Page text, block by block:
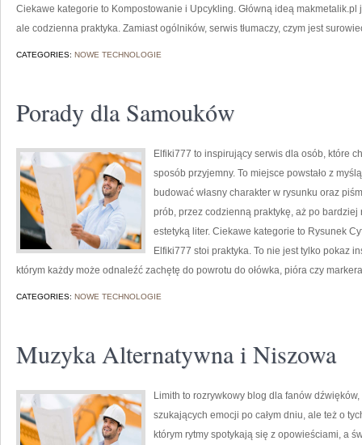
Ciekawe kategorie to Kompostowanie i Upcykling. Główną ideą makmetalik.pl
ale codzienna praktyka. Zamiast ogólników, serwis tłumaczy, czym jest
CATEGORIES: NOWE TECHNOLOGIE
Porady dla Samouków
Elfiki777 to inspirujący serwis dla osób, które
sposób przyjemny. To miejsce powstało z
budować własny charakter w rysunku oraz
prób, przez codzienną praktykę, aż po
estetyką liter. Ciekawe kategorie to Rysunek
Elfiki777 stoi praktyka. To nie jest tylko pokaz
którym każdy może odnaleźć zachętę do powrotu do ołówka, pióra czy
CATEGORIES: NOWE TECHNOLOGIE
Muzyka Alternatywna i Niszowa
Limith to rozrywkowy blog dla fanów
szukających emocji po całym dniu, ale też o
którym rytmy spotykają się z opowieściami, a